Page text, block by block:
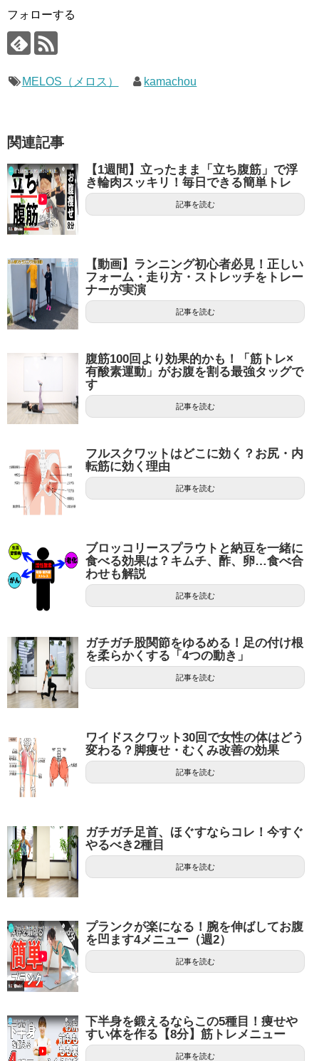
フォローする
MELOS（メロス） kamachou
関連記事
【1週間】立ったまま「立ち腹筋」で浮
き輪肉スッキリ！毎日できる簡単トレ
記事を読む
【動画】ランニング初心者必見！正しい
フォーム・走り方・ストレッチをトレー
ナーが実演
記事を読む
腹筋100回より効果的かも！「筋トレ×
有酸素運動」がお腹を割る最強タッグで
す
記事を読む
フルスクワットはどこに効く？お尻・内
転筋に効く理由
記事を読む
ブロッコリースプラウトと納豆を一緒に
食べる効果は？キムチ、酢、卵…食べ合
わせも解説
記事を読む
ガチガチ股関節をゆるめる！足の付け根
を柔らかくする「4つの動き」
記事を読む
ワイドスクワット30回で女性の体はどう
変わる？脚痩せ・むくみ改善の効果
記事を読む
ガチガチ足首、ほぐすならコレ！今すぐ
やるべき2種目
記事を読む
プランクが楽になる！腕を伸ばしてお腹
を凹ます4メニュー（週2）
記事を読む
下半身を鍛えるならこの5種目！痩せや
すい体を作る【8分】筋トレメニュー
記事を読む